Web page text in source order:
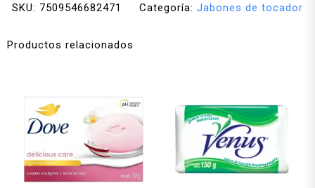
SKU: 7509546682471 Categoría: Jabones de tocador
Productos relacionados